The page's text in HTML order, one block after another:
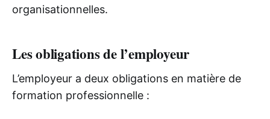
organisationnelles.
Les obligations de l’employeur
L’employeur a deux obligations en matière de
formation professionnelle :